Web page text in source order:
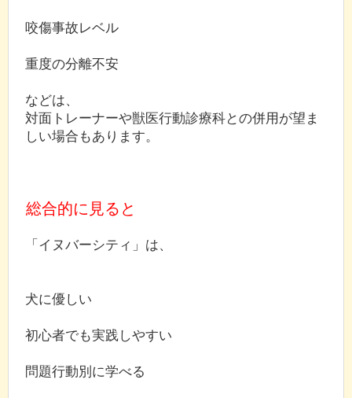
咬傷事故レベル
重度の分離不安
などは、
対面トレーナーや獣医行動診療科との併用が望ま
しい場合もあります。
総合的に見ると
「イヌバーシティ」は、
犬に優しい
初心者でも実践しやすい
問題行動別に学べる